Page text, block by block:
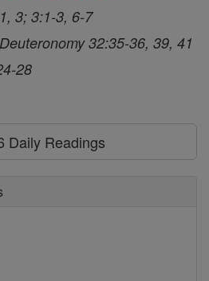
3; 3:1-3, 6-7
Deuteronomy 32:35-36, 39, 41
28
Daily Readings